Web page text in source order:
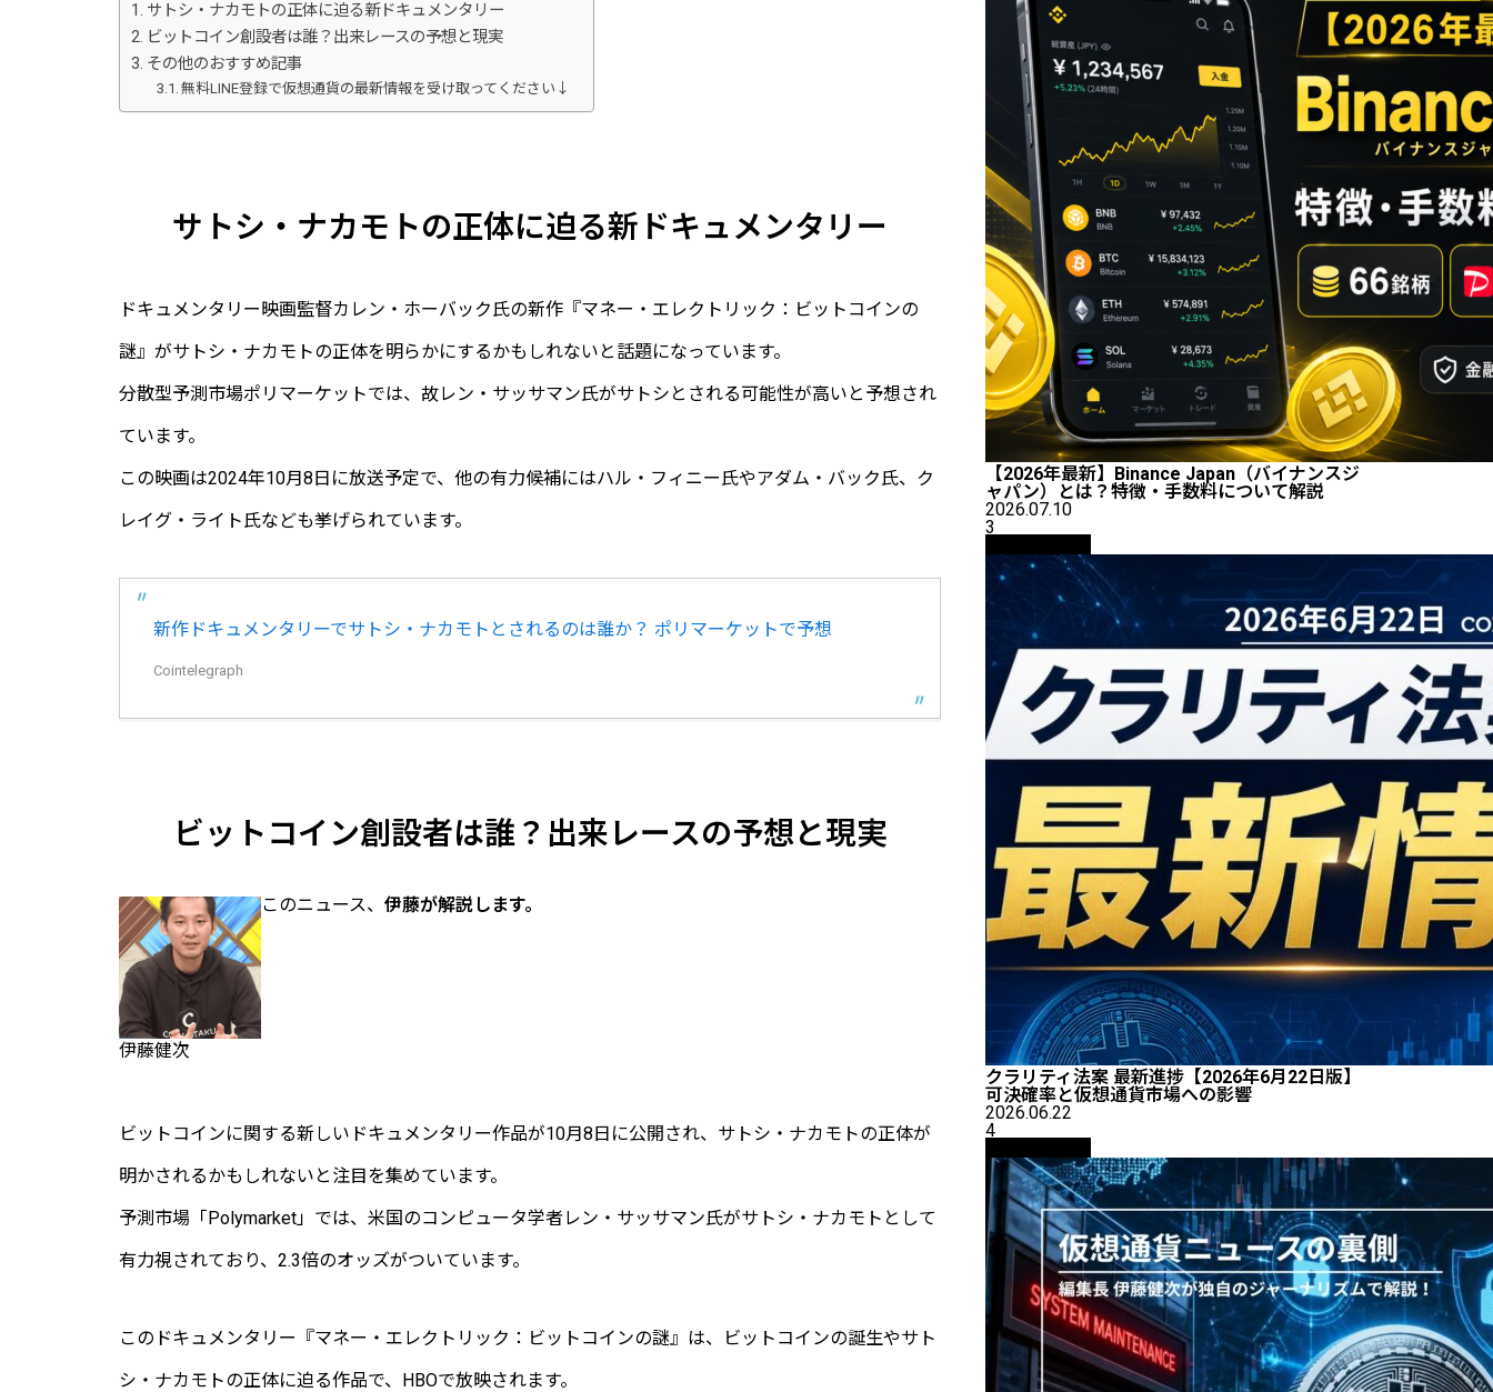
サトシ・ナカモトの正体に迫る新ドキュメンタリー
ビットコイン創設者は誰？出来レースの予想と現実
その他のおすすめ記事
無料LINE登録で仮想通貨の最新情報を受け取ってください↓
サトシ・ナカモトの正体に迫る新ドキュメンタリー
ドキュメンタリー映画監督カレン・ホーバック氏の新作『マネー・エレクトリック：ビットコインの
謎』がサトシ・ナカモトの正体を明らかにするかもしれないと話題になっています。
分散型予測市場ポリマーケットでは、故レン・サッサマン氏がサトシとされる可能性が高いと予想され
ています。
この映画は2024年10月8日に放送予定で、他の有力候補にはハル・フィニー氏やアダム・バック氏、ク
レイグ・ライト氏なども挙げられています。
新作ドキュメンタリーでサトシ・ナカモトとされるのは誰か？ ポリマーケットで予想
Cointelegraph
ビットコイン創設者は誰？出来レースの予想と現実
伊藤健次
このニュース、 伊藤が解説します。
ビットコインに関する新しいドキュメンタリー作品が10月8日に公開され、サトシ・ナカモトの正体が
明かされるかもしれないと注目を集めています。
予測市場「Polymarket」では、米国のコンピュータ学者レン・サッサマン氏がサトシ・ナカモトとして
有力視されており、2.3倍のオッズがついています。
このドキュメンタリー『マネー・エレクトリック：ビットコインの謎』は、ビットコインの誕生やサト
シ・ナカモトの正体に迫る作品で、HBOで放映されます。
【2026年最新】Binance Japan（バイナンスジ
ャパン）とは？特徴・手数料について解説
2026.07.10
3
クラリティ法案 最新進捗【2026年6月22日版】
可決確率と仮想通貨市場への影響
2026.06.22
4